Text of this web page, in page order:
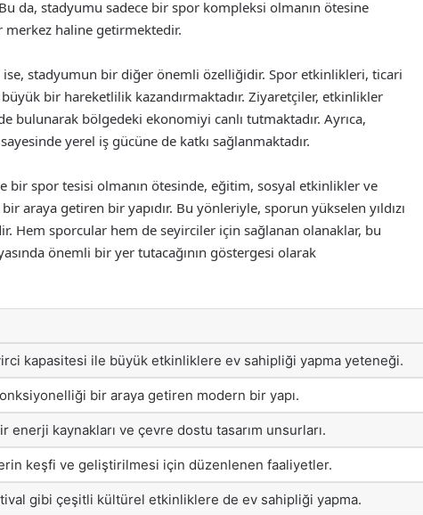
da, stadyumu sadece bir spor kompleksi olmanın ötesine
merkez haline getirmektedir.
ise, stadyumun bir diğer önemli özelliğidir. Spor etkinlikleri, ticari
bir hareketlilik kazandırmaktadır. Ziyaretçiler, etkinlikler
bulunarak bölgedeki ekonomiyi canlı tutmaktadır. Ayrıca,
yerel iş gücüne de katkı sağlanmaktadır.
bir spor tesisi olmanın ötesinde, eğitim, sosyal etkinlikler ve
araya getiren bir yapıdır. Bu yönleriyle, sporun yükselen yıldızı
Hem sporcular hem de seyirciler için sağlanan olanaklar, bu
önemli bir yer tutacağının göstergesi olarak
kapasitesi ile büyük etkinliklere ev sahipliği yapma yeteneği.
bir araya getiren modern bir yapı.
enerji kaynakları ve çevre dostu tasarım unsurları.
keşfi ve geliştirilmesi için düzenlenen faaliyetler.
gibi çeşitli kültürel etkinliklere de ev sahipliği yapma.